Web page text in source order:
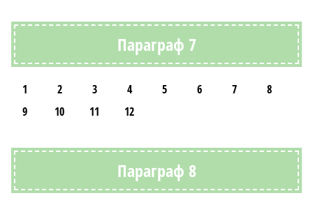
Параграф 7
1 2 3 4 5 6 7
8
9
10 11 12
Параграф 8